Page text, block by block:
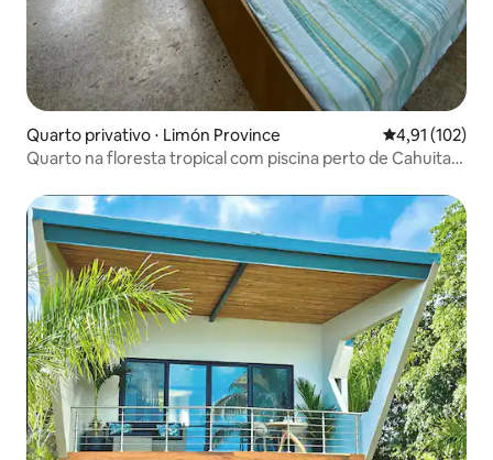
Quarto privativo ⋅ Limón Province 4,91 de uma
4,91 (102)
Quarto na floresta tropical com piscina perto de Cahuita